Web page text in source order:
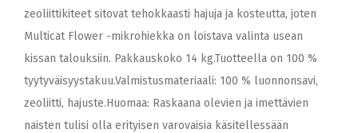
zeoliittikiteet sitovat tehokkaasti hajuja ja kosteutta, joten
Multicat Flower -mikrohiekka on loistava valinta usean
kissan talouksiin. Pakkauskoko 14 kg.Tuotteella on 100 %
tyytyväisyystakuu.Valmistusmateriaali: 100 % luonnonsavi,
zeoliitti, hajuste.Huomaa: Raskaana olevien ja imettävien
naisten tulisi olla erityisen varovaisia käsitellessään